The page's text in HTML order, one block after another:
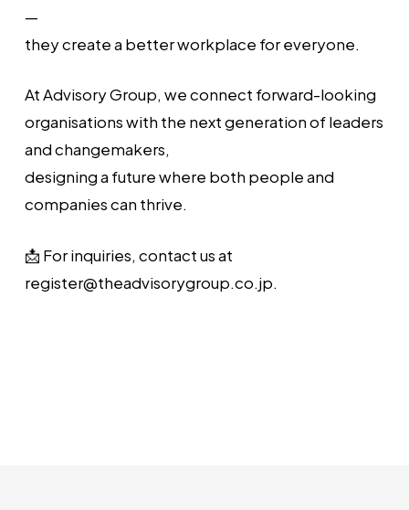
—
they create a better workplace for everyone.
At Advisory Group, we connect forward-looking
organisations with the next generation of leaders
and changemakers,
designing a future where both people and
companies can thrive.
📩 For inquiries, contact us at
register@theadvisorygroup.co.jp.